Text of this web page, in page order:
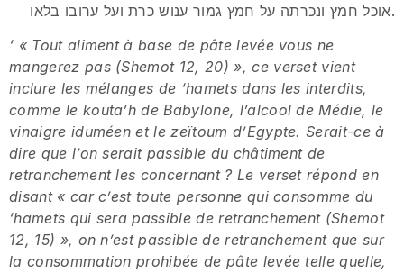
אוכל חמץ ונכרתה על חמץ גמור ענוש כרת ועל ערובו בלאו.
‘ « Tout aliment à base de pâte levée vous ne
mangerez pas (Shemot 12, 20) », ce verset vient
inclure les mélanges de ‘hamets dans les interdits,
comme le kouta’h de Babylone, l’alcool de Médie, le
vinaigre iduméen et le zeïtoum d’Egypte. Serait-ce à
dire que l’on serait passible du châtiment de
retranchement les concernant ? Le verset répond en
disant « car c’est toute personne qui consomme du
‘hamets qui sera passible de retranchement (Shemot
12, 15) », on n’est passible de retranchement que sur
la consommation prohibée de pâte levée telle quelle,